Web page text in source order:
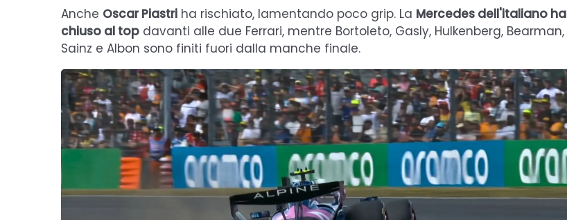
Anche Oscar Piastri ha rischiato, lamentando poco grip. La Mercedes dell'italiano ha
chiuso al top davanti alle due Ferrari, mentre Bortoleto, Gasly, Hulkenberg, Bearman,
Sainz e Albon sono finiti fuori dalla manche finale.